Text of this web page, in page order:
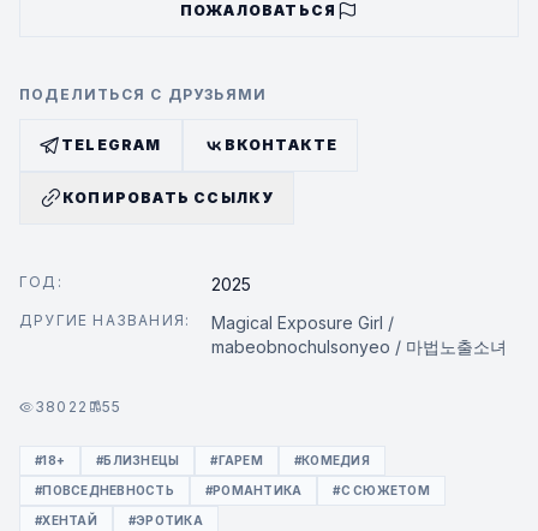
ПОЖАЛОВАТЬСЯ
ПОДЕЛИТЬСЯ С ДРУЗЬЯМИ
TELEGRAM ВКОНТАКТЕ
КОПИРОВАТЬ ССЫЛКУ
ГОД: 2025
ДРУГИЕ НАЗВАНИЯ:
Magical Exposure Girl /
mabeobnochulsonyeo / 마법노출소녀
38022 55
#18+ #БЛИЗНЕЦЫ #ГАРЕМ #КОМЕДИЯ
#ПОВСЕДНЕВНОСТЬ #РОМАНТИКА #С СЮЖЕТОМ
#ХЕНТАЙ #ЭРОТИКА